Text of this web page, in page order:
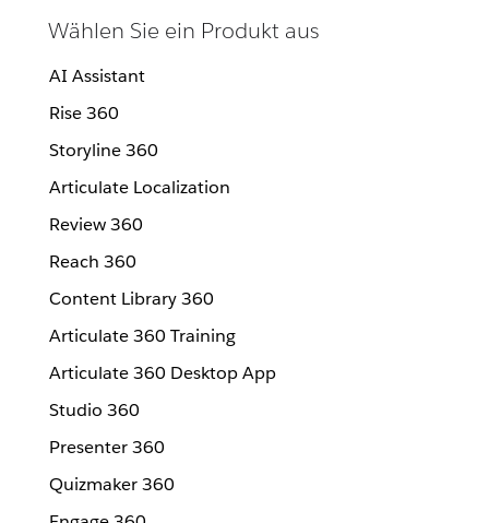
Wählen Sie ein Produkt aus
AI Assistant
Rise 360
Storyline 360
Articulate Localization
Review 360
Reach 360
Content Library 360
Articulate 360 Training
Articulate 360 Desktop App
Studio 360
Presenter 360
Quizmaker 360